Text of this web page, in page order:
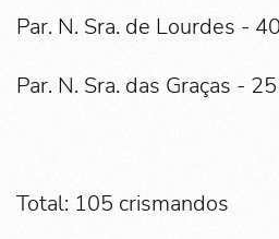
Par. N. Sra. de Lourdes -
Par. N. Sra. das Graças -
Total: 105 crismandos